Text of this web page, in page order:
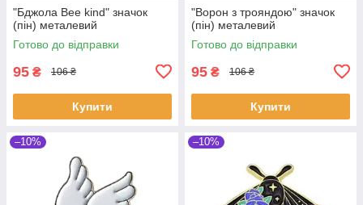
"Бджола Bee kind" значок
(пін) металевий
Готово до відправки
95 ₴ 106 ₴
Купити
"Ворон з трояндою" значок
(пін) металевий
Готово до відправки
95 ₴ 106 ₴
Купити
–10% –10%